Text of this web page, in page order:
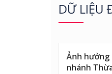
DỮ LIỆU
Ảnh hưởng
nhánh